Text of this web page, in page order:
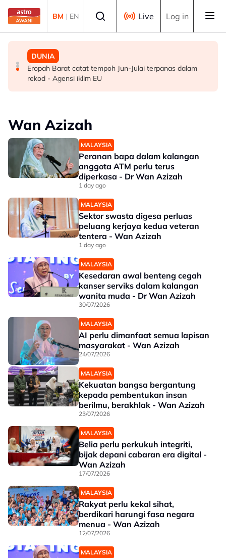
Skip to main content
BM | EN Live Log in
DUNIA
19 bangunan runtuh di Cali, Colombia akibat gempa
bumi
MALAYSIA
Berita tempatan pilihan sepanjang hari ini
DUNIA
Eropah Barat catat tempoh Jun-Julai terpanas dalam
rekod - Agensi iklim EU
Wan Azizah
MALAYSIA
Peranan bapa dalam kalangan
anggota ATM perlu terus
diperkasa - Dr Wan Azizah
1 day ago
MALAYSIA
Sektor swasta digesa perluas
peluang kerjaya kedua veteran
tentera - Wan Azizah
1 day ago
MALAYSIA
Kesedaran awal benteng cegah
kanser serviks dalam kalangan
wanita muda - Dr Wan Azizah
30/07/2026
MALAYSIA
AI perlu dimanfaat semua lapisan
masyarakat - Wan Azizah
24/07/2026
MALAYSIA
Kekuatan bangsa bergantung
kepada pembentukan insan
berilmu, berakhlak - Wan Azizah
23/07/2026
MALAYSIA
Belia perlu perkukuh integriti,
bijak depani cabaran era digital -
Wan Azizah
17/07/2026
MALAYSIA
Rakyat perlu kekal sihat,
berdikari harungi fasa negara
menua - Wan Azizah
12/07/2026
MALAYSIA